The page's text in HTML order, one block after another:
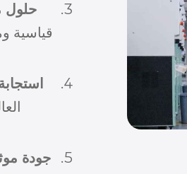
حلول
قياسية
جودة